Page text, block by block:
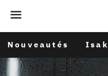
Menu
Nouveautés